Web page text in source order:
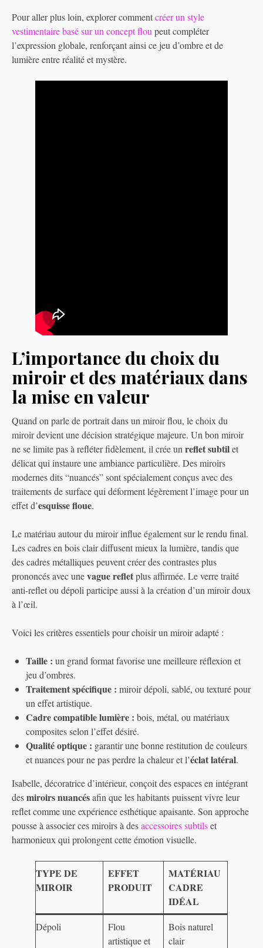
Pour aller plus loin, explorer commentcréer un style
vestimentaire basé sur un concept flou peut compléter
l’expression globale, renforçant ainsi ce jeu d’ombre et de
lumière entre réalité et mystère.
L’importance du choix du
miroir et des matériaux dans
la mise en valeur
Quand on parle de portrait dans un miroir flou, le choix du
miroir devient une décision stratégique majeure. Un bon miroir
ne se limite pas à refléter fidèlement, il crée un reflet subtilet
délicat qui instaure une ambiance particulière. Des miroirs
modernes dits “nuancés” sont spécialement conçus avec des
traitements de surface qui déforment légèrement l’image pour un
effet d’esquisse floue.
Le matériau autour du miroir influe également sur le rendu final.
Les cadres en bois clair diffusent mieux la lumière, tandis que
des cadres métalliques peuvent créer des contrastes plus
prononcés avec unevague refletplus affirmée. Le verre traité
anti-reflet ou dépoli participe aussi à la création d’un miroir doux
à l’œil.
Voici les critères essentiels pour choisir un miroir adapté :
Taille : un grand format favorise une meilleure réflexion et
jeu d’ombres.
Traitement spécifique : miroir dépoli, sablé, ou texturé pour
un effet artistique.
Cadre compatible lumière : bois, métal, ou matériaux
composites selon l’effet désiré.
Qualité optique : garantir une bonne restitution de couleurs
et nuances pour ne pas perdre la chaleur et l’éclat latéral.
Isabelle, décoratrice d’intérieur, conçoit des espaces en intégrant
desmiroirs nuancésafin que les habitants puissent vivre leur
reflet comme une expérience esthétique apaisante. Son approche
pousse à associer ces miroirs à desaccessoires subtilset
harmonieux qui prolongent cette émotion visuelle.
TYPE DE
MIROIR
EFFET
PRODUIT
MATÉRIAU
CADRE
IDÉAL
Dépoli
Flou
artistique et
Bois naturel
clair